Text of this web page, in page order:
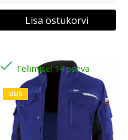
Lisa ostukorvi
 Tellimisel 14 päeva
UUS